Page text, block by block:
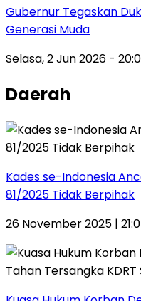
Gubernur Tegaskan
Generasi Muda
Selasa, 2 Jun 2026 -
Daerah
Kades se-Indonesia
81/2025 Tidak Berpihak
26 November 2025 |